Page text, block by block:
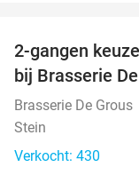
2-gangen
bij Brasserie
Brasserie De Grous
Stein
Verkocht: 430